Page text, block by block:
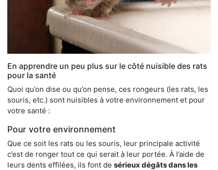
En apprendre un peu plus sur le côté nuisible des rats
pour la santé
Quoi qu’on dise ou qu’on pense, ces rongeurs (les rats, les
souris, etc.) sont nuisibles à votre environnement et pour
votre santé :
Pour votre environnement
Que ce soit les rats ou les souris, leur principale activité
c’est de ronger tout ce qui serait à leur portée. À l’aide de
leurs dents effilées, ils font de sérieux dégâts dans les